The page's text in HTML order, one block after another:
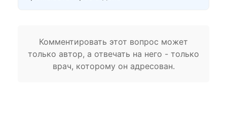
Комментировать этот вопрос может
только автор, а отвечать на него - только
врач, которому он адресован.